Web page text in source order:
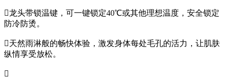
龙头带锁温键，可一键锁定40℃或其他理想温度，安全锁定
防冷防烫。
天然雨淋般的畅快体验，激发身体每处毛孔的活力，让肌肤
纵情享受放松。
